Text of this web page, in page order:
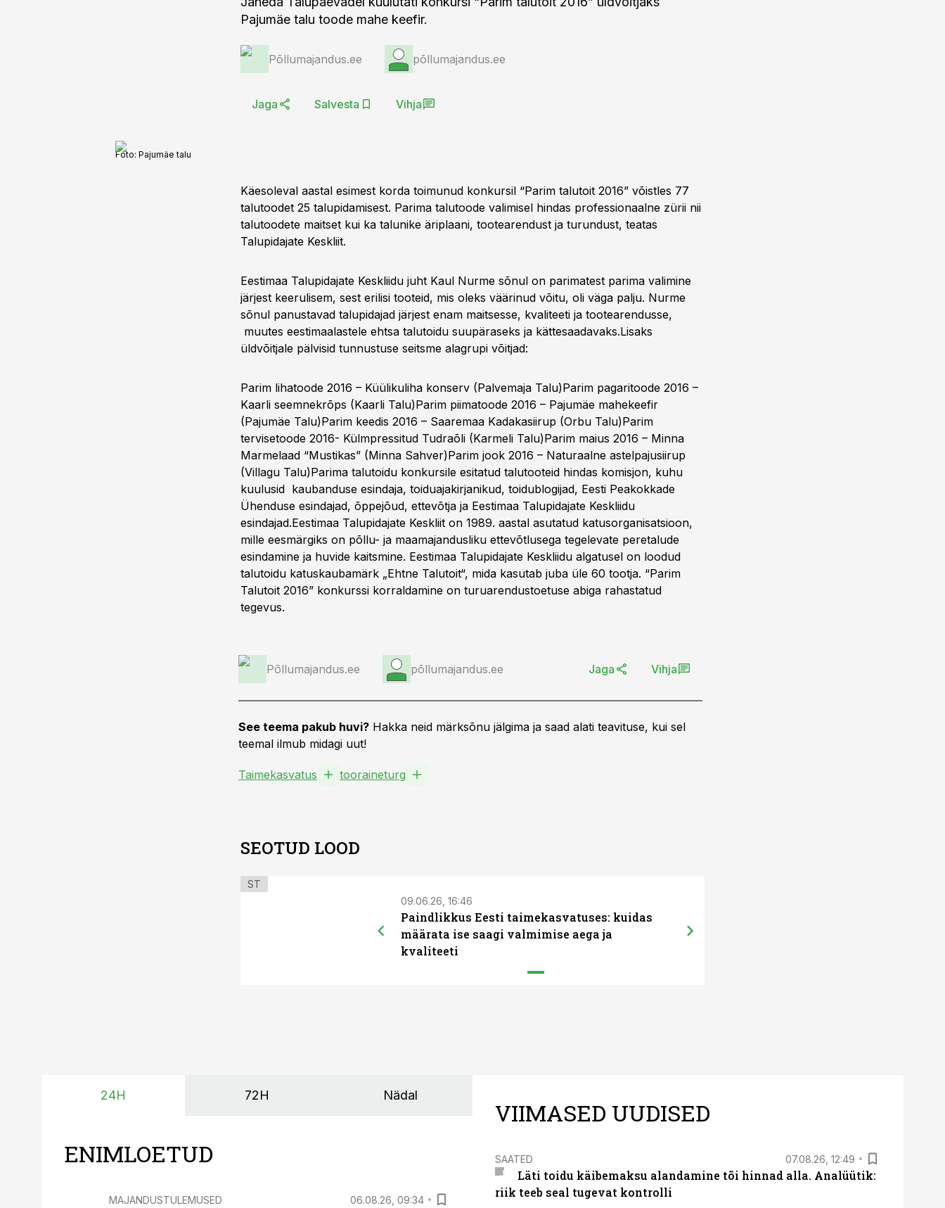
Pajumäe talu toode mahe keefir.
Põllumajandus.ee põllumajandus.ee
Jaga Salvesta Vihja
Foto: Pajumäe talu
Käesoleval aastal esimest korda toimunud konkursil “Parim talutoit 2016” võistles 77
talutoodet 25 talupidamisest. Parima talutoode valimisel hindas professionaalne zürii nii
talutoodete maitset kui ka talunike äriplaani, tootearendust ja turundust, teatas
Talupidajate Keskliit.
Eestimaa Talupidajate Keskliidu juht Kaul Nurme sõnul on parimatest parima valimine
järjest keerulisem, sest erilisi tooteid, mis oleks väärinud võitu, oli väga palju. Nurme
sõnul panustavad talupidajad järjest enam maitsesse, kvaliteeti ja tootearendusse,
muutes eestimaalastele ehtsa talutoidu suupäraseks ja kättesaadavaks.Lisaks
üldvõitjale pälvisid tunnustuse seitsme alagrupi võitjad:
Parim lihatoode 2016 – Küülikuliha konserv (Palvemaja Talu)Parim pagaritoode 2016 –
Kaarli seemnekrõps (Kaarli Talu)Parim piimatoode 2016 – Pajumäe mahekeefir
(Pajumäe Talu)Parim keedis 2016 – Saaremaa Kadakasiirup (Orbu Talu)Parim
tervisetoode 2016- Külmpressitud Tudraõli (Karmeli Talu)Parim maius 2016 – Minna
Marmelaad “Mustikas” (Minna Sahver)Parim jook 2016 – Naturaalne astelpajusiirup
(Villagu Talu)Parima talutoidu konkursile esitatud talutooteid hindas komisjon, kuhu
kuulusid kaubanduse esindaja, toiduajakirjanikud, toidublogijad, Eesti Peakokkade
Ühenduse esindajad, õppejõud, ettevõtja ja Eestimaa Talupidajate Keskliidu
esindajad.Eestimaa Talupidajate Keskliit on 1989. aastal asutatud katusorganisatsioon,
mille eesmärgiks on põllu- ja maamajandusliku ettevõtlusega tegelevate peretalude
esindamine ja huvide kaitsmine. Eestimaa Talupidajate Keskliidu algatusel on loodud
talutoidu katuskaubamärk „Ehtne Talutoit“, mida kasutab juba üle 60 tootja. “Parim
Talutoit 2016” konkurssi korraldamine on turuarendustoetuse abiga rahastatud
tegevus.
Põllumajandus.ee põllumajandus.ee Jaga Vihja
See teema pakub huvi? Hakka neid märksõnu jälgima ja saad alati teavituse, kui sel
teemal ilmub midagi uut!
Taimekasvatus tooraineturg
SEOTUD LOOD
ST
09.06.26, 16:46
Paindlikkus Eesti taimekasvatuses: kuidas
määrata ise saagi valmimise aega ja
kvaliteeti
24H 72H Nädal
ENIMLOETUD
MAJANDUSTULEMUSED 06.08.26, 09:34
VIIMASED UUDISED
SAATED 07.08.26, 12:49
Läti toidu käibemaksu alandamine tõi hinnad alla. Analüütik:
riik teeb seal tugevat kontrolli